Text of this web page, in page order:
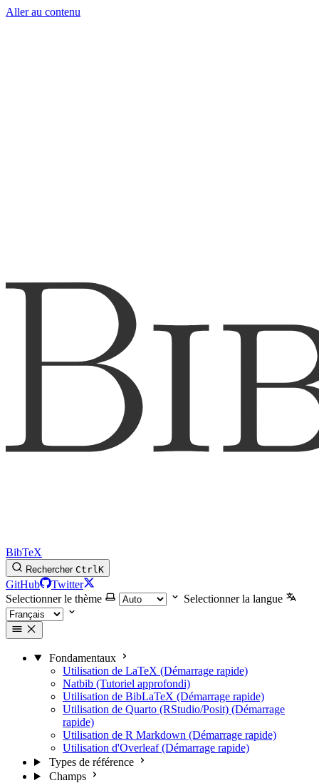
Aller au contenu
BibTeX
Rechercher CtrlK
GitHub
Twitter
Selectionner le thème
Selectionner la langue
Fondamentaux
Utilisation de LaTeX (Démarrage rapide)
Natbib (Tutoriel approfondi)
Utilisation de BibLaTeX (Démarrage rapide)
Utilisation de Quarto (RStudio/Posit) (Démarrage
rapide)
Utilisation de R Markdown (Démarrage rapide)
Utilisation d'Overleaf (Démarrage rapide)
Types de référence
Champs